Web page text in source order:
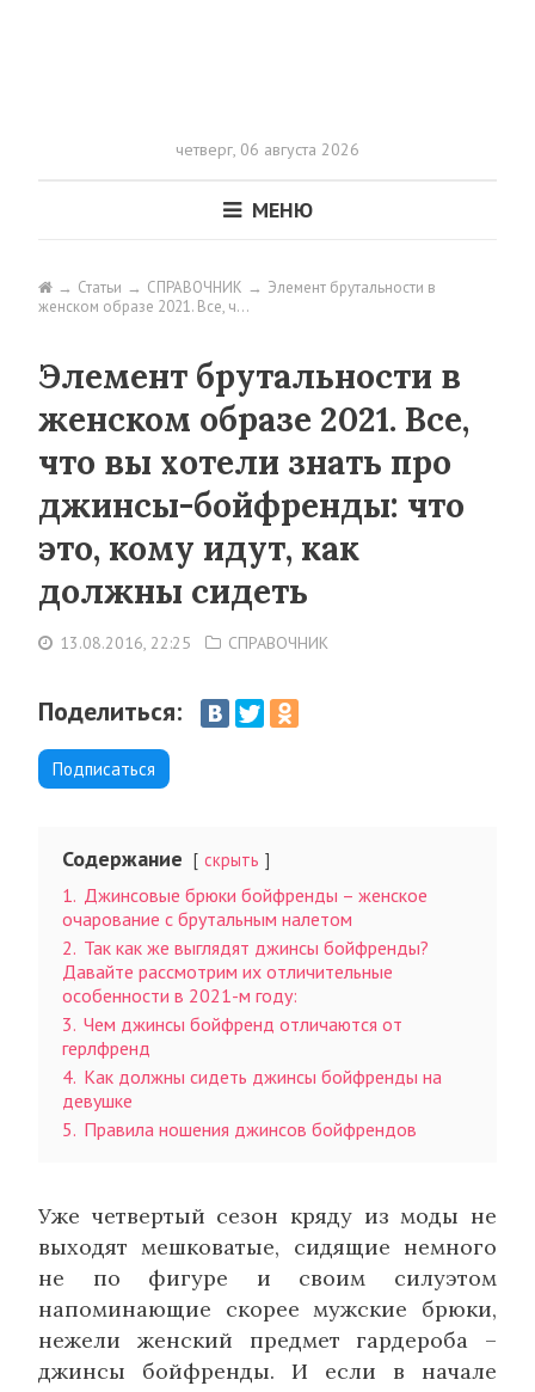
четверг, 06 августа 2026
МЕНЮ
Статьи СПРАВОЧНИК
Элемент брутальности в
женском образе 2021. Все, ч…
Элемент брутальности в
женском образе 2021. Все,
что вы хотели знать про
джинсы-бойфренды: что
это, кому идут, как
должны сидеть
13.08.2016, 22:25 СПРАВОЧНИК
Поделиться:
Подписаться
Содержание скрыть
1. Джинсовые брюки бойфренды – женское
очарование с брутальным налетом
2. Так как же выглядят джинсы бойфренды?
Давайте рассмотрим их отличительные
особенности в 2021-м году:
3. Чем джинсы бойфренд отличаются от
герлфренд
4. Как должны сидеть джинсы бойфренды на
девушке
5. Правила ношения джинсов бойфрендов
Уже четвертый сезон кряду из моды не
выходят мешковатые, сидящие немного
не по фигуре и своим силуэтом
напоминающие скорее мужские брюки,
нежели женский предмет гардероба –
джинсы бойфренды. И если в начале